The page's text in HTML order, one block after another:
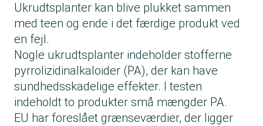
Ukrudtsplanter kan blive plukket sammen
med teen og ende i det færdige produkt ved
en fejl.
Nogle ukrudtsplanter indeholder stofferne
pyrrolizidinalkaloider (PA), der kan have
sundhedsskadelige effekter. I testen
indeholdt to produkter små mængder PA.
EU har foreslået grænseværdier, der ligger